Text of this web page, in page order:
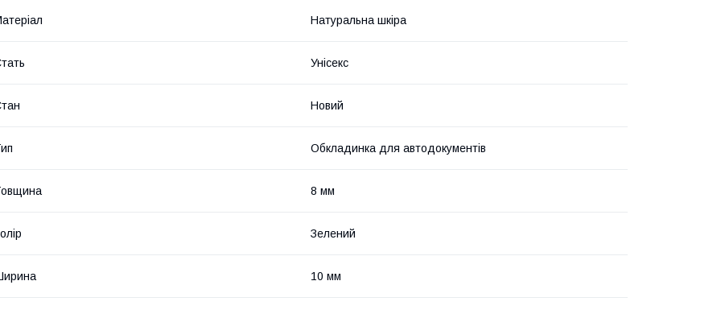
Натуральна шкіра
Унісекс
Новий
Обкладинка для автодокументів
8 мм
Зелений
10 мм